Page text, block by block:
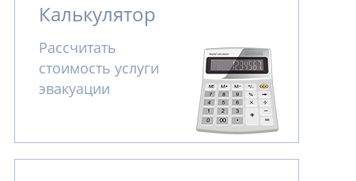
Калькулятор
Рассчитать
стоимость услуги
эвакуации